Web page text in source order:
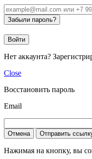
Забыли пароль?
Войти
Нет аккаунта?
Close
Восстановить пароль
Email
Отмена Отправить
Нажимая на кнопку, вы